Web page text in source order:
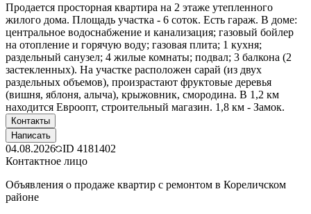
Продается просторная квартира на 2 этаже утепленного
жилого дома. Площадь участка - 6 соток. Есть гараж. В доме:
центральное водоснабжение и канализация; газовый бойлер
на отопление и горячую воду; газовая плита; 1 кухня;
раздельный санузел; 4 жилые комнаты; подвал; 3 балкона (2
застекленных). На участке расположен сарай (из двух
раздельных объемов), произрастают фруктовые деревья
(вишня, яблоня, алыча), крыжовник, смородина. В 1,2 км
находится Евроопт, строительный магазин. 1,8 км - Замок.
Контакты
Написать
04.08.2026 ID 4181402
Контактное лицо
Объявления о продаже квартир с ремонтом в Кореличском
районе